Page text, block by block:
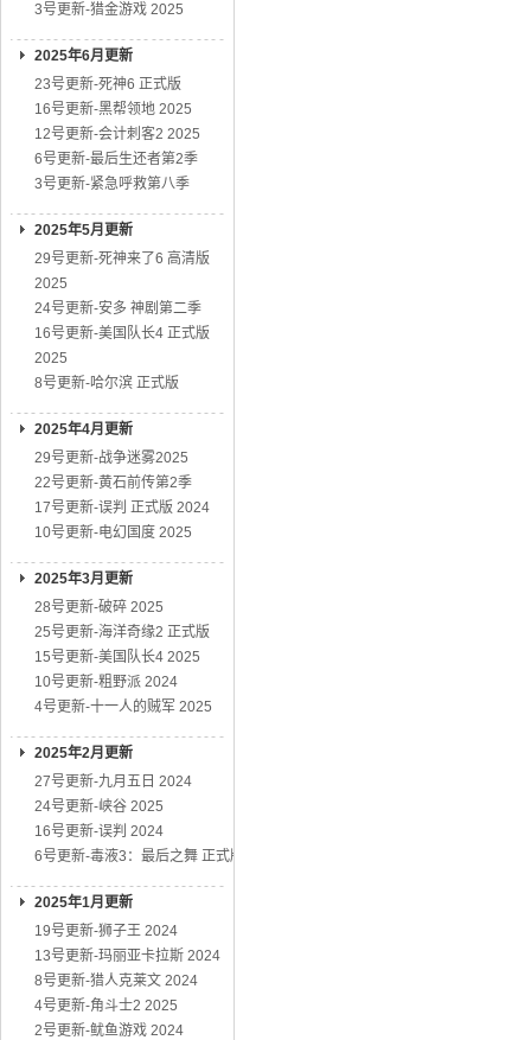
3号更新-猎金游戏 2025
2025年6月更新
23号更新-死神6 正式版
16号更新-黑帮领地 2025
12号更新-会计刺客2 2025
6号更新-最后生还者第2季
3号更新-紧急呼救第八季
2025年5月更新
29号更新-死神来了6 高清版
2025
24号更新-安多 神剧第二季
16号更新-美国队长4 正式版
2025
8号更新-哈尔滨 正式版
2025年4月更新
29号更新-战争迷雾2025
22号更新-黄石前传第2季
17号更新-误判 正式版 2024
10号更新-电幻国度 2025
2025年3月更新
28号更新-破碎 2025
25号更新-海洋奇缘2 正式版
15号更新-美国队长4 2025
10号更新-粗野派 2024
4号更新-十一人的贼军 2025
2025年2月更新
27号更新-九月五日 2024
24号更新-峡谷 2025
16号更新-误判 2024
6号更新-毒液3：最后之舞 正式版
2025年1月更新
19号更新-狮子王 2024
13号更新-玛丽亚卡拉斯 2024
8号更新-猎人克莱文 2024
4号更新-角斗士2 2025
2号更新-鱿鱼游戏 2024